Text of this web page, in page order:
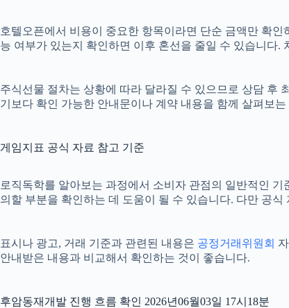
호텔오픈에서 비용이 중요한 항목이라면 단순 금액만 확
능 여부가 있는지 확인하면 이후 혼선을 줄일 수 있습니다
주식선물 절차는 상황에 따라 달라질 수 있으므로 상담 후
기보다 확인 가능한 안내문이나 계약 내용을 함께 살펴보
게임지표 공식 자료 참고 기준
로직독학를 알아보는 과정에서 소비자 관점의 일반적인 기
의할 부분을 확인하는 데 도움이 될 수 있습니다. 다만 공
표시나 광고, 거래 기준과 관련된 내용은 공정거래위원회
안내받은 내용과 비교해서 확인하는 것이 좋습니다.
후암동재개발 진행 흐름 확인 2026년06월03일 17시18분